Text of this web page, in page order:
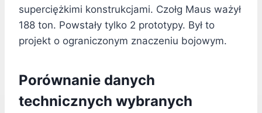
superciężkimi konstrukcjami. Czołg Maus ważył
188 ton. Powstały tylko 2 prototypy. Był to
projekt o ograniczonym znaczeniu bojowym.
Porównanie danych
technicznych wybranych